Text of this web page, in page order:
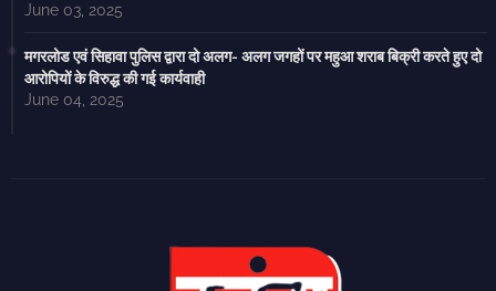
June 03, 2025
मगरलोड एवं सिहावा पुलिस द्वारा दो अलग- अलग जगहों पर महुआ शराब बिक्री करते हुए दो
आरोपियों के विरुद्ध की गई कार्यवाही
June 04, 2025